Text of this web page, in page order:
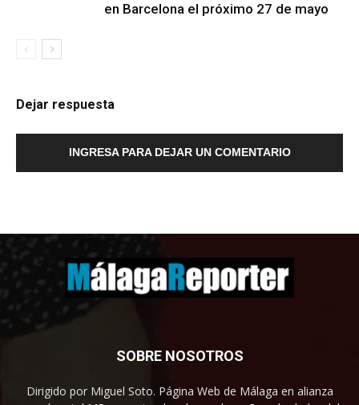
en Barcelona el próximo 27 de mayo
Dejar respuesta
INGRESA PARA DEJAR UN COMENTARIO
SOBRE NOSOTROS
Dirigido por Miguel Soto. Página Web de Málaga en alianza